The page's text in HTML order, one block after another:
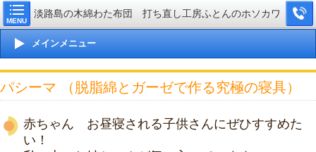
MENU
淡路島の木綿わた布団 打ち直し工房ふとんのホソカワ
メインメニュー
パシーマ （脱脂綿とガーゼで作る究極の寝具）
赤ちゃん お昼寝される子供さんにぜひすすめた
い！